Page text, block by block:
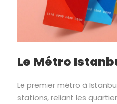
Le Métro
Le premier métro à
stations, reliant les